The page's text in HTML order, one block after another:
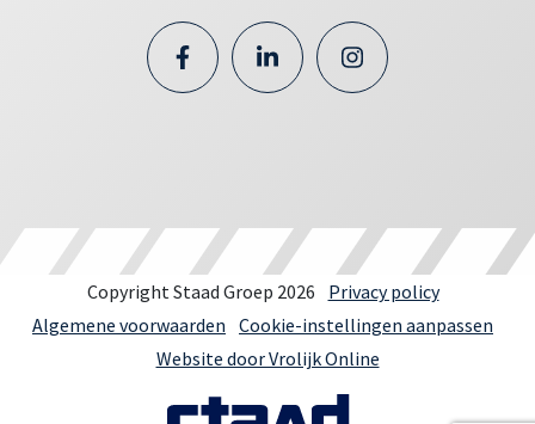
Copyright Staad Groep 2026
Privacy policy
Algemene voorwaarden Cookie-instellingen aanpassen
Website door Vrolijk Online